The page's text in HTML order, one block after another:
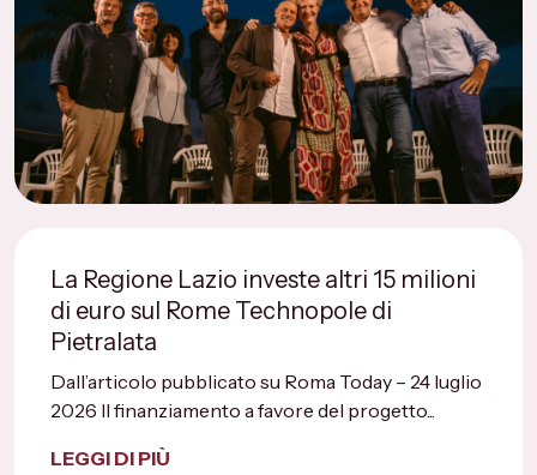
La Regione Lazio investe altri 15 milioni
di euro sul Rome Technopole di
Pietralata
Dall’articolo pubblicato su Roma Today – 24 luglio
2026 Il finanziamento a favore del progetto...
LEGGI DI PIÙ